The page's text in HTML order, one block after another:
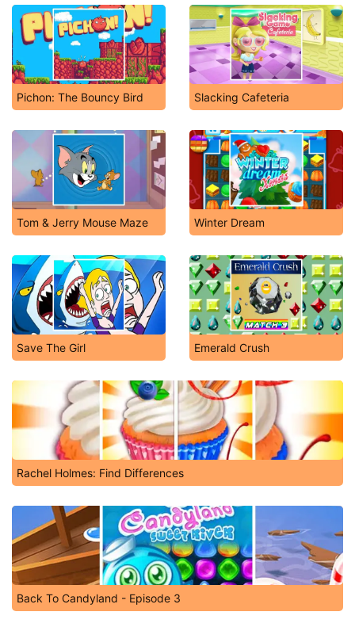
Pichon: The Bouncy Bird Slacking Cafeteria
Tom & Jerry Mouse Maze Winter Dream
Save The Girl Emerald Crush
Rachel Holmes: Find Differences
Back To Candyland - Episode 3